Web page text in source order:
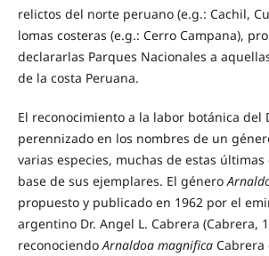
relictos del norte peruano (e.g.: Cachil,
lomas costeras (e.g.: Cerro Campana),
declararlas Parques Nacionales a
de la costa Peruana.
El reconocimiento a la labor botánica del
perennizado en los nombres de un
varias especies, muchas de estas
base de sus ejemplares. El género
propuesto y publicado en 1962 por el
argentino Dr. Angel L. Cabrera (Cabrera,
reconociendo Arnaldoa magnificaCabrera